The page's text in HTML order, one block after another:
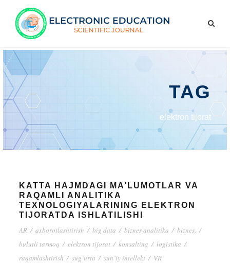
TAG
elektron tijorat
KATTA HAJMDAGI MA’LUMOTLAR VA
RAQAMLI ANALITIKA
TEXNOLOGIYALARINING ELEKTRON
TIJORATDA ISHLATILISHI
AR / axborotlashtirish / big data / biznes analitika / biznes. /
bulutli tarmoq / elektron tijorat / konsalting / logistika /
raqamlashtirish / sug‘urta / sun’iy intellekt / VR